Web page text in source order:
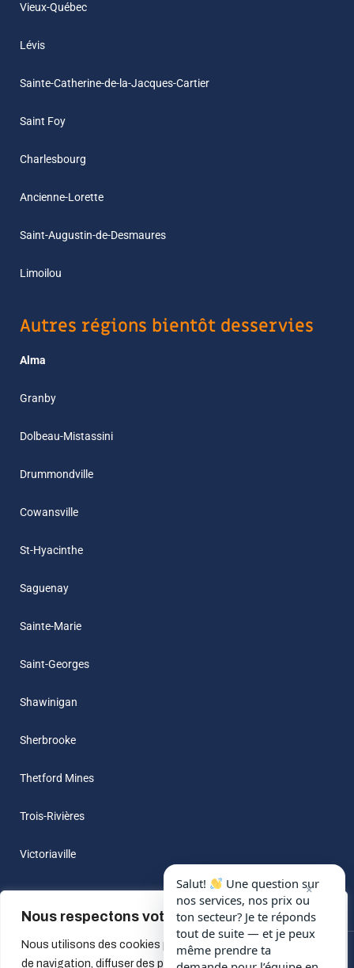
Nous respectons votre vie privée.
Nous utilisons des cookies pour améliorer votre expérience
de navigation, diffuser des publicités ou des contenus
Vieux-Québec
Lévis
Sainte-Catherine-de-la-Jacques-Cartier
Saint Foy
Charlesbourg
Ancienne-Lorette
Saint-Augustin-de-Desmaures
Limoilou
Autres régions bientôt desservies
Alma
Granby
Dolbeau-Mistassini
Drummondville
Cowansville
St-Hyacinthe
Saguenay
Sainte-Marie
Saint-Georges
Shawinigan
Sherbrooke
Thetford Mines
Trois-Rivières
Victoriaville
© 2022 All Rights Reserved by Beau-Frere A Louer | Design by
×
Salut!
Une question sur
nos services, nos prix ou
ton secteur? Je te réponds
tout de suite — et je peux
même prendre ta